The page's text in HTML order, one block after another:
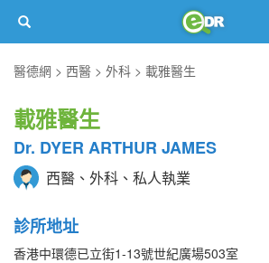
醫德網
西醫 外科 載雅醫生
載雅醫生
Dr. DYER ARTHUR JAMES
西醫、外科、私人執業
診所地址
香港中環德已立街1-13號世紀廣場503室